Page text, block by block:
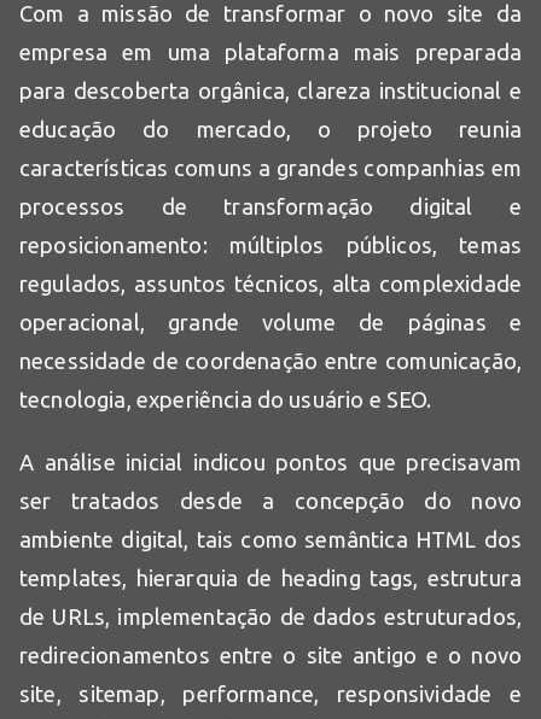
Com a missão de transformar o novo site da
empresa em uma plataforma mais preparada
para descoberta orgânica, clareza institucional e
educação do mercado, o projeto reunia
características comuns a grandes companhias em
processos de transformação digital e
reposicionamento: múltiplos públicos, temas
regulados, assuntos técnicos, alta complexidade
operacional, grande volume de páginas e
necessidade de coordenação entre comunicação,
tecnologia, experiência do usuário e SEO.
A análise inicial indicou pontos que precisavam
ser tratados desde a concepção do novo
ambiente digital, tais como semântica HTML dos
templates, hierarquia de heading tags, estrutura
de URLs, implementação de dados estruturados,
redirecionamentos entre o site antigo e o novo
site, sitemap, performance, responsividade e